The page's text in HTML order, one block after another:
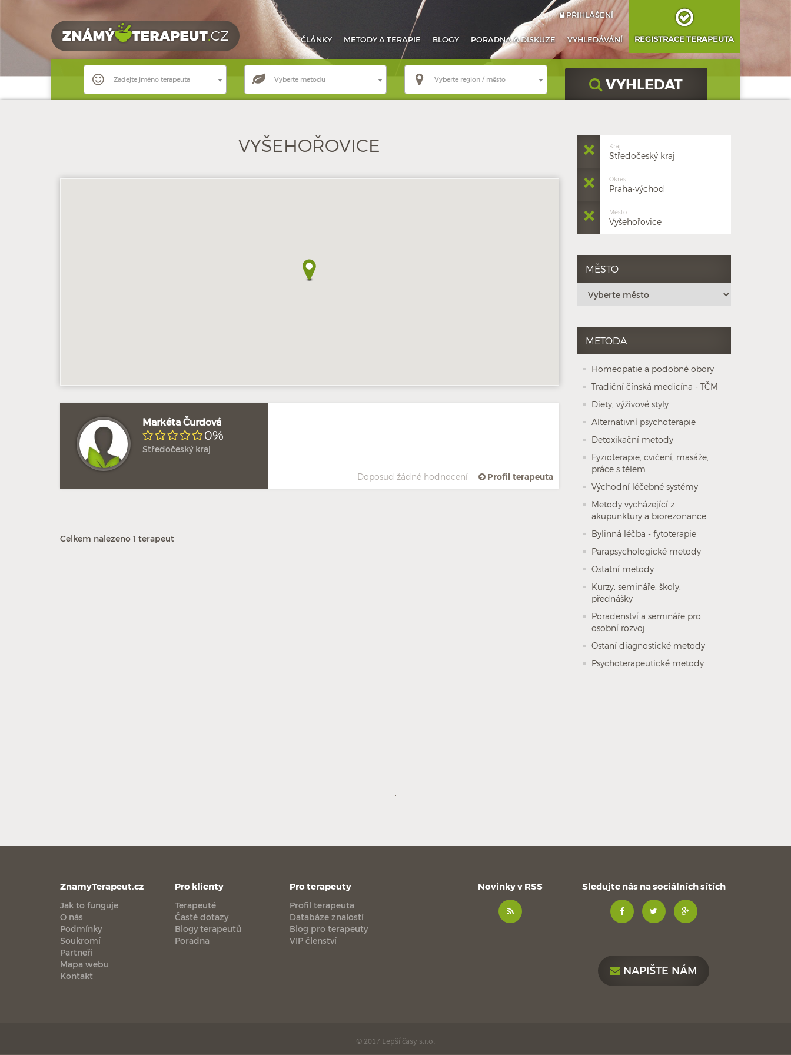
ČLÁNKY METODYA TERAPIE BLOGY PORADNAA DISKUZE VYHLEDÁVÁNÍ
PŘIHLÁŠENÍ
REGISTRACE TERAPEUTA
Zadejte jméno terapeuta Vyberte metodu Vyberte region / město VYHLEDAT
VYŠEHOŘOVICE
Markéta Čurdová
0%
Středočeský kraj
Doposud žádné hodnocení Profil terapeuta
Celkem nalezeno 1 terapeut
Kraj
Středočeský kraj
Okres
Praha-východ
Město
Vyšehořovice
MĚSTO
METODA
Homeopatie a podobné obory
Tradiční čínská medicína - TČM
Diety, výživové styly
Alternativní psychoterapie
Detoxikační metody
Fyzioterapie, cvičení, masáže,
práce s tělem
Východní léčebné systémy
Metody vycházející z
akupunktury a biorezonance
Bylinná léčba - fytoterapie
Parapsychologické metody
Ostatní metody
Kurzy, semináře, školy,
přednášky
Poradenství a semináře pro
osobní rozvoj
Ostaní diagnostické metody
Psychoterapeutické metody
ZnamyTerapeut.cz
Jak to funguje
O nás
Podmínky
Soukromí
Partneři
Mapa webu
Kontakt
Pro klienty
Terapeuté
Časté dotazy
Blogy terapeutů
Poradna
Pro terapeuty
Profil terapeuta
Databáze znalostí
Blog pro terapeuty
VIP členství
Novinky v RSS Sledujte nás na sociálních sítích
NAPIŠTE NÁM
© 2017 Lepší časy s.r.o.